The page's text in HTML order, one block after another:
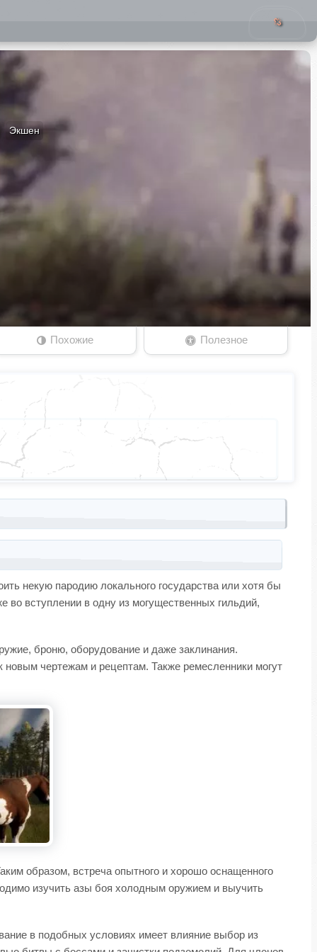
Экшен
Похожие Полезное
некую пародию локального государства или хотя бы
во вступлении в одну из могущественных гильдий,
броню, оборудование и даже заклинания.
чертежам и рецептам. Также ремесленники могут
образом, встреча опытного и хорошо оснащенного
изучить азы боя холодным оружием и выучить
в подобных условиях имеет влияние выбор из